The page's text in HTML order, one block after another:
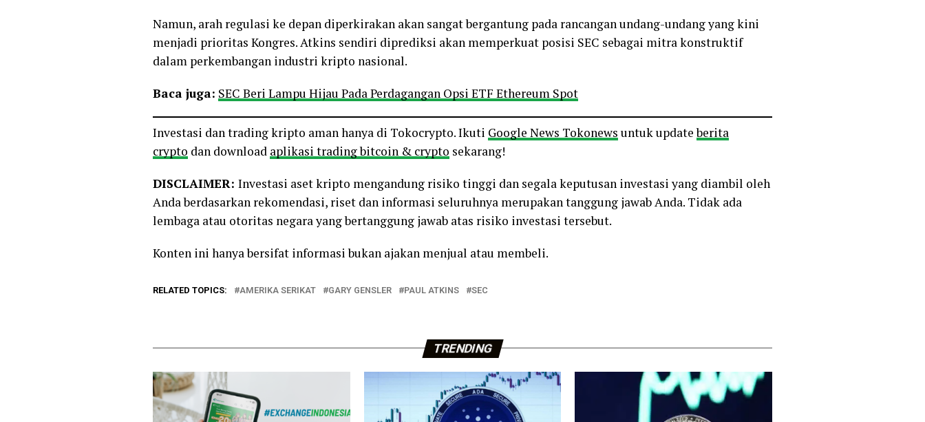
Namun, arah regulasi ke depan diperkirakan akan sangat bergantung pada rancangan undang-undang yang kini
menjadi prioritas Kongres. Atkins sendiri diprediksi akan memperkuat posisi SEC sebagai mitra konstruktif
dalam perkembangan industri kripto nasional.
Baca juga: SEC Beri Lampu Hijau Pada Perdagangan Opsi ETF Ethereum Spot
Investasi dan trading kripto aman hanya di Tokocrypto. Ikuti Google News Tokonews untuk updateberita
crypto dan download aplikasi trading bitcoin & crypto sekarang!
DISCLAIMER: Investasi aset kripto mengandung risiko tinggi dan segala keputusan investasi yang diambil oleh
Anda berdasarkan rekomendasi, riset dan informasi seluruhnya merupakan tanggung jawab Anda. Tidak ada
lembaga atau otoritas negara yang bertanggung jawab atas risiko investasi tersebut.
Konten ini hanya bersifat informasi bukan ajakan menjual atau membeli.
RELATED TOPICS: AMERIKA SERIKAT GARY GENSLER PAUL ATKINS SEC
TRENDING